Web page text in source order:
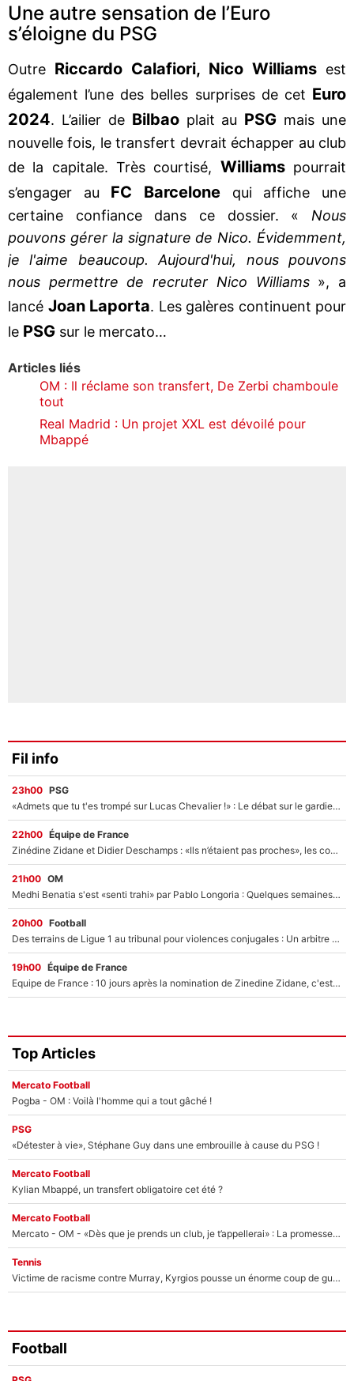
Une autre sensation de l’Euro
s’éloigne du PSG
Outre Riccardo Calafiori, Nico Williams est
également l’une des belles surprises de cet Euro
2024. L’ailier de Bilbaoplait au PSG mais une
nouvelle fois, le transfert devrait échapper au club
de la capitale. Très courtisé, Williamspourrait
s’engager au FC Barcelone qui affiche une
certaine confiance dans ce dossier. « Nous
pouvons gérer la signature de Nico. Évidemment,
je l'aime beaucoup. Aujourd'hui, nous pouvons
nous permettre de recruter Nico Williams», a
lancé Joan Laporta. Les galères continuent pour
le PSG sur le mercato…
Articles liés
OM : Il réclame son transfert, De Zerbi chamboule
tout
Real Madrid : Un projet XXL est dévoilé pour
Mbappé
Fil info
23h00 PSG
«Admets que tu t'es trompé sur Lucas Chevalier !» : Le débat sur le gardien du PSG vire au clash à l'After Foot
22h00 Équipe de France
Zinédine Zidane et Didier Deschamps : «Ils n’étaient pas proches», les confidences d’un membre de l’équipe de France 1998 sur leur relation spéciale
21h00 OM
Medhi Benatia s'est «senti trahi» par Pablo Longoria : Quelques semaines après son départ, l'ancien directeur de football de l'OM règle ses comptes
20h00 Football
Des terrains de Ligue 1 au tribunal pour violences conjugales : Un arbitre français encourt une peine de 18 mois de prison !
19h00 Équipe de France
Equipe de France : 10 jours après la nomination de Zinedine Zidane, c'est au tour de son fils de prendre un nouveau départ !
Top Articles
Mercato Football
Pogba - OM : Voilà l'homme qui a tout gâché !
PSG
«Détester à vie», Stéphane Guy dans une embrouille à cause du PSG !
Mercato Football
Kylian Mbappé, un transfert obligatoire cet été ?
Mercato Football
Mercato - OM - «Dès que je prends un club, je t’appellerai» : La promesse de Marcelino au moment de claquer la porte
Tennis
Victime de racisme contre Murray, Kyrgios pousse un énorme coup de gueule !
Football